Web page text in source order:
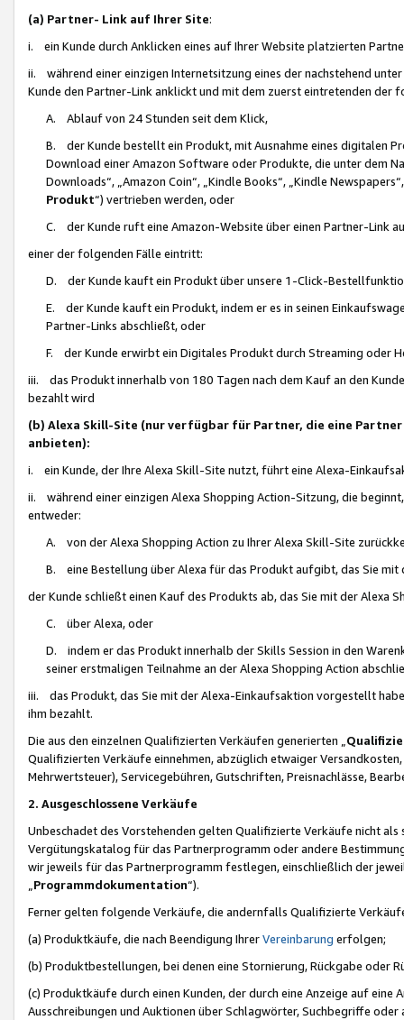
(a) Partner- Link auf Ihrer Site:
i. ein Kunde durch Anklicken eines auf Ihrer Website platzierten
ii. während einer einzigen Internetsitzung eines der nachstehend
Kunde den Partner-Link anklickt und mit dem zuerst eintretenden der
A. Ablauf von 24 Stunden seit dem Klick,
B. der Kunde bestellt ein Produkt, mit Ausnahme eines digitalen
Download einer Amazon Software oder Produkte, die unter dem
Downloads“, „Amazon Coin“, „Kindle Books“, „Kindle
Produkt“) vertrieben werden, oder
C. der Kunde ruft eine Amazon-Website über einen Partner-Link
einer der folgenden Fälle eintritt:
D. der Kunde kauft ein Produkt über unsere 1-Click-
E. der Kunde kauft ein Produkt, indem er es in seinen
Partner-Links abschließt, oder
F. der Kunde erwirbt ein Digitales Produkt durch Streaming oder
iii. das Produkt innerhalb von 180 Tagen nach dem Kauf an den
bezahlt wird
(b) Alexa Skill-Site (nur verfügbar für Partner, die eine
anbieten):
i. ein Kunde, der Ihre Alexa Skill-Site nutzt, führt eine Alexa-
ii. während einer einzigen Alexa Shopping Action-Sitzung, die
entweder:
A. von der Alexa Shopping Action zu Ihrer Alexa Skill-Site
B. eine Bestellung über Alexa für das Produkt aufgibt, das Sie mit
der Kunde schließt einen Kauf des Produkts ab, das Sie mit der Alexa
C. über Alexa, oder
D. indem er das Produkt innerhalb der Skills Session in den
seiner erstmaligen Teilnahme an der Alexa Shopping Action
iii. das Produkt, das Sie mit der Alexa-Einkaufsaktion vorgestellt
ihm bezahlt.
Die aus den einzelnen Qualifizierten Verkäufen generierten „
Qualifizierten Verkäufe einnehmen, abzüglich etwaiger
Mehrwertsteuer), Servicegebühren, Gutschriften, Preisnachlässe,
2. Ausgeschlossene Verkäufe
Unbeschadet des Vorstehenden gelten Qualifizierte Verkäufe nicht
Vergütungskatalog für das Partnerprogramm oder andere
wir jeweils für das Partnerprogramm festlegen, einschließlich der
Programmdokumentation“).
Ferner gelten folgende Verkäufe, die andernfalls Qualifizierte
(a) Produktkäufe, die nach Beendigung IhrerVereinbarung erfolgen;
(b) Produktbestellungen, bei denen eine Stornierung, Rückgabe oder
(c) Produktkäufe durch einen Kunden, der durch eine Anzeige auf
Ausschreibungen und Auktionen über Schlagwörter, Suchbegriffe